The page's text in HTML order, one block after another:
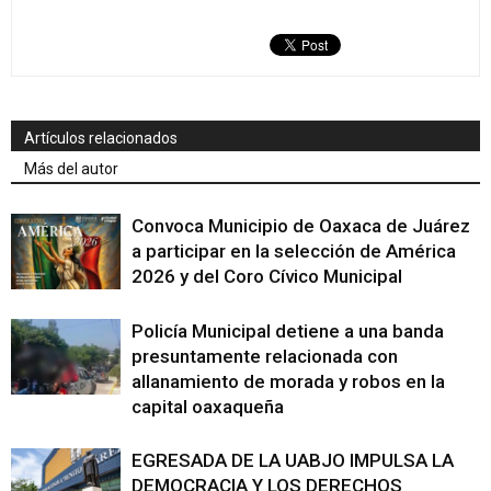
Artículos relacionados
Más del autor
Convoca Municipio de Oaxaca de Juárez
a participar en la selección de América
2026 y del Coro Cívico Municipal
Policía Municipal detiene a una banda
presuntamente relacionada con
allanamiento de morada y robos en la
capital oaxaqueña
EGRESADA DE LA UABJO IMPULSA LA
DEMOCRACIA Y LOS DERECHOS